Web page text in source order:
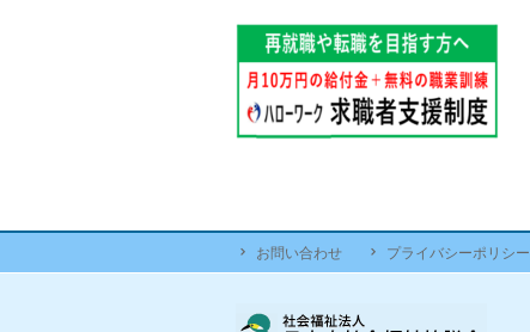
お問い合わせ プライバシーポリシー